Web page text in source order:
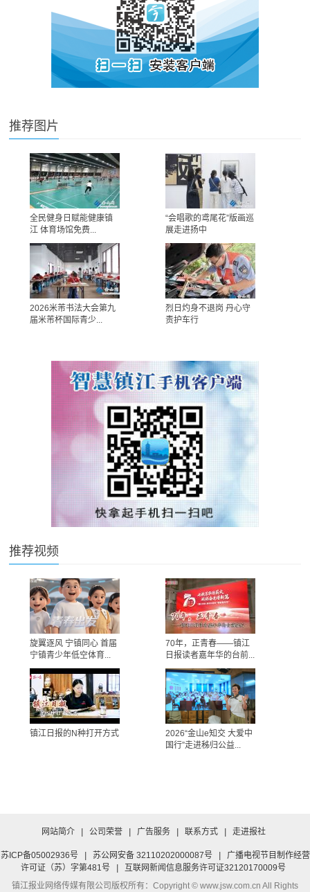
推荐图片
全民健身日赋能健康镇
江 体育场馆免费...
“会唱歌的鸢尾花”版画巡
展走进扬中
2026米芾书法大会第九
届米芾杯国际青少...
烈日灼身不退岗 丹心守
责护车行
推荐视频
旋翼逐风 宁镇同心 首届
宁镇青少年低空体育...
70年，正青春——镇江
日报读者嘉年华的台前...
镇江日报的N种打开方式
2026“金山e知交 大爱中
国行”走进秭归公益...
网站简介 | 公司荣誉 | 广告服务 | 联系方式 | 走进报社
苏ICP备05002936号 | 苏公网安备 32110202000087号 |
广播电视节目制作经营
许可证（苏）字第481号
|
互联网新闻信息服务许可证32120170009号
镇江报业网络传媒有限公司版权所有：Copyright © www.jsw.com.cn All Rights